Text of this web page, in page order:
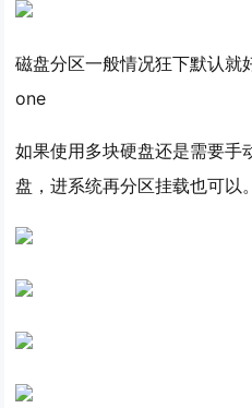
磁盘分区一般情况狂下默认就
one
如果使用多块硬盘还是需要手
盘，进系统再分区挂载也可以。